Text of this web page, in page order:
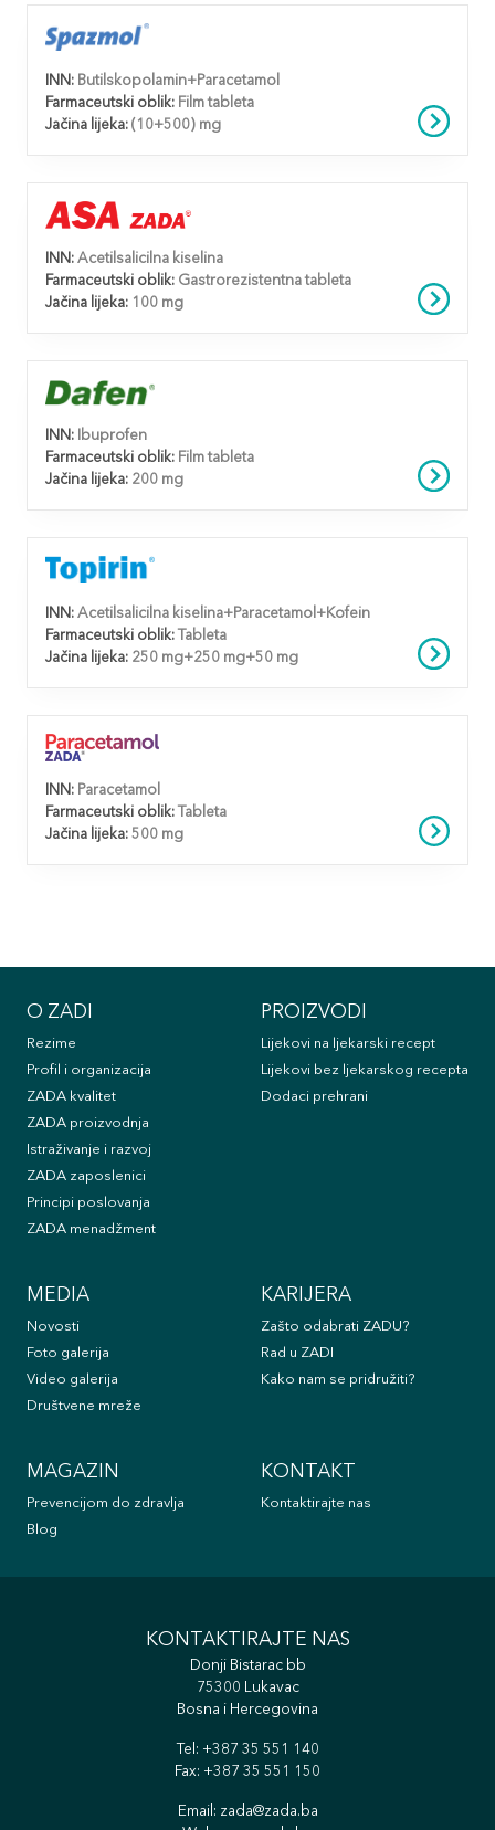
INN: Butilskopolamin+Paracetamol
Farmaceutski oblik: Film tableta
Jačina lijeka: (10+500) mg
INN: Acetilsalicilna kiselina
Farmaceutski oblik: Gastrorezistentna tableta
Jačina lijeka: 100 mg
INN:
Ibuprofen
Farmaceutski oblik: Film tableta
Jačina lijeka: 200 mg
INN: Acetilsalicilna kiselina+Paracetamol+Kofein
Farmaceutski oblik:
Tableta
Jačina lijeka: 250 mg+250 mg+50 mg
INN: Paracetamol
Farmaceutski oblik:
Tableta
Jačina lijeka: 500 mg
O ZADI
Rezime
Profil i organizacija
ZADA kvalitet
ZADA proizvodnja
Istraživanje i razvoj
ZADA zaposlenici
Principi poslovanja
ZADA menadžment
PROIZVODI
Lijekovi na ljekarski recept
Lijekovi bez ljekarskog recepta
Dodaci prehrani
MEDIA
Novosti
Foto galerija
Video galerija
Društvene mreže
KARIJERA
Zašto odabrati ZADU?
Rad u ZADI
Kako nam se pridružiti?
MAGAZIN
Prevencijom do zdravlja
Blog
KONTAKT
Kontaktirajte nas
KONTAKTIRAJTE NAS
Donji Bistarac bb
75300 Lukavac
Bosna i Hercegovina
Tel: +387 35 551 140
Fax: +387 35 551 150
Email: zada@zada.ba